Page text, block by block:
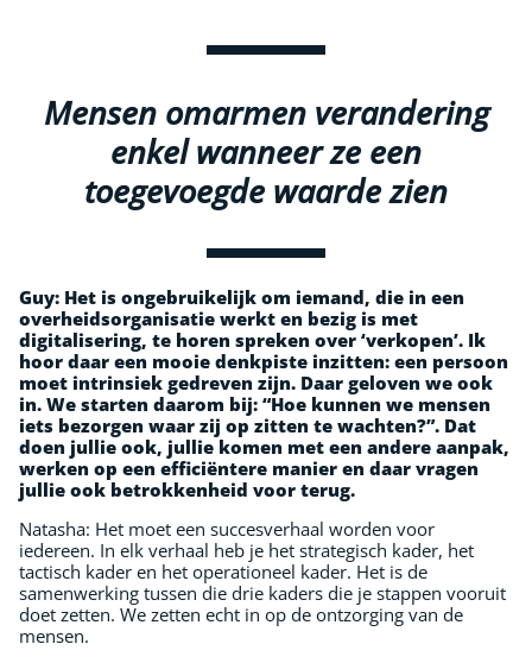
Mensen omarmen verandering
enkel wanneer ze een
toegevoegde waarde zien
Guy: Het is ongebruikelijk om iemand, die in een
overheidsorganisatie werkt en bezig is met
digitalisering, te horen spreken over ‘verkopen’. Ik
hoor daar een mooie denkpiste inzitten: een persoon
moet intrinsiek gedreven zijn. Daar geloven we ook
in. We starten daarom bij: “Hoe kunnen we mensen
iets bezorgen waar zij op zitten te wachten?”. Dat
doen jullie ook, jullie komen met een andere aanpak,
werken op een efficiëntere manier en daar vragen
jullie ook betrokkenheid voor terug.
Natasha: Het moet een succesverhaal worden voor
iedereen. In elk verhaal heb je het strategisch kader, het
tactisch kader en het operationeel kader. Het is de
samenwerking tussen die drie kaders die je stappen vooruit
doet zetten. We zetten echt in op de ontzorging van de
mensen.